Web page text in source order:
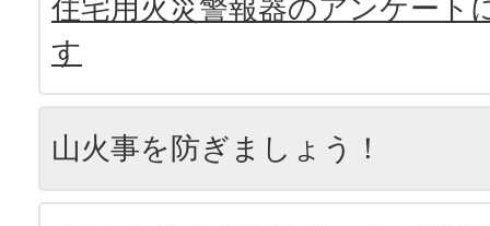
住宅用火災警報器のアンケート
す
山火事を防ぎましょう！